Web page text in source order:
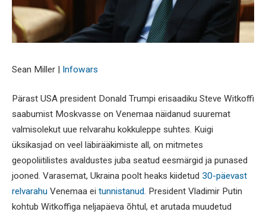
Sean Miller | Infowars
Pärast USA president Donald Trumpi erisaadiku Steve Witkoffi
saabumist Moskvasse on Venemaa näidanud suuremat
valmisolekut uue relvarahu kokkuleppe suhtes. Kuigi
üksikasjad on veel läbirääkimiste all, on mitmetes
geopoliitilistes avaldustes juba seatud eesmärgid ja punased
jooned. Varasemat, Ukraina poolt heaks kiidetud 30-päevast
relvarahu Venemaa ei tunnistanud. President Vladimir Putin
kohtub Witkoffiga neljapäeva õhtul, et arutada muudetud